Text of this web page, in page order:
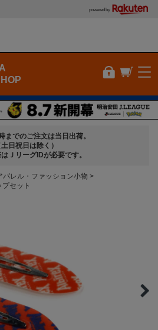
powered by
までのご注文は当日出荷。
土日祝日は除く）
ＪリーグIDが必要です。
パレル・ファッション小物
セット